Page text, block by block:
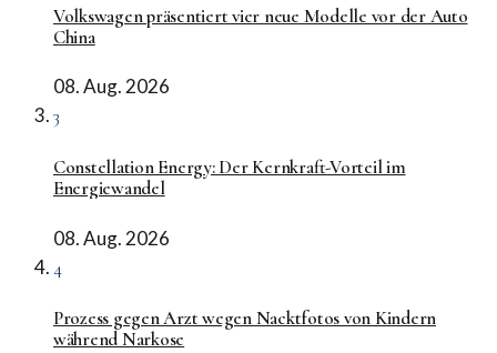
Volkswagen präsentiert vier neue Modelle vor der Auto
China
08. Aug. 2026
3
Constellation Energy: Der Kernkraft-Vorteil im
Energiewandel
08. Aug. 2026
4
Prozess gegen Arzt wegen Nacktfotos von Kindern
während Narkose